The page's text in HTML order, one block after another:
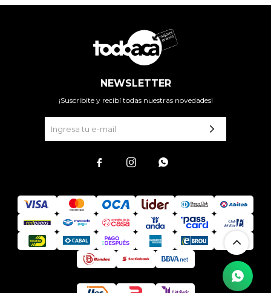
NEWSLETTER
¡Suscribite y recibí todas nuestras novedades!
  